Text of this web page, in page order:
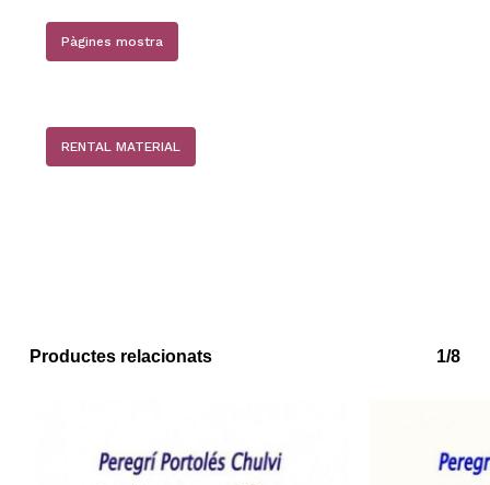
Pàgines mostra
RENTAL MATERIAL
Productes relacionats 1/8